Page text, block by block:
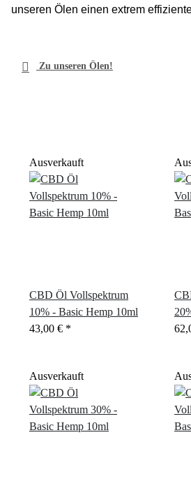
unseren Ölen einen extrem
 Zu unseren Ölen!
Ausverkauft
CBD Öl Vollspektrum
10% - Basic Hemp 10ml
43,00 € *
Ausverkauft